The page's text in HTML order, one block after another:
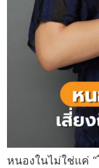
หนองในไม่ใช่แค่